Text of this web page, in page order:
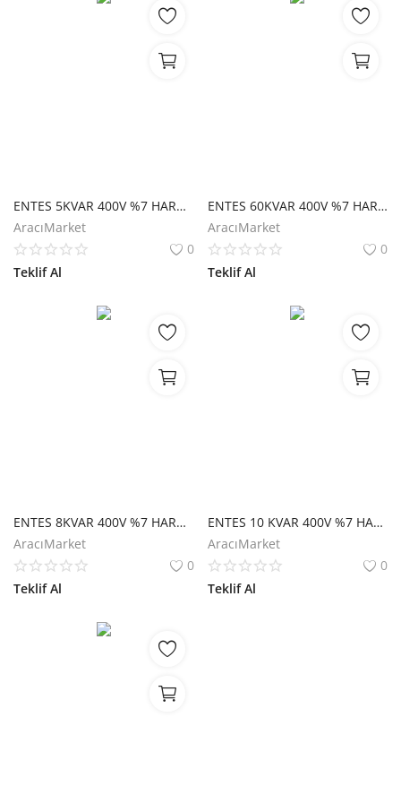
ENTES 5KVAR 400V %7 HARMONİK FİLTRE M1984
AracıMarket
0
Teklif Al
ENTES 60KVAR 400V %7 HARMONİK FİLTRE M3273
AracıMarket
0
Teklif Al
ENTES 8KVAR 400V %7 HARMONİK FİLTRE M2109
AracıMarket
0
Teklif Al
ENTES 10 KVAR 400V %7 HARMONİK FİLTRE M3367
AracıMarket
0
Teklif Al